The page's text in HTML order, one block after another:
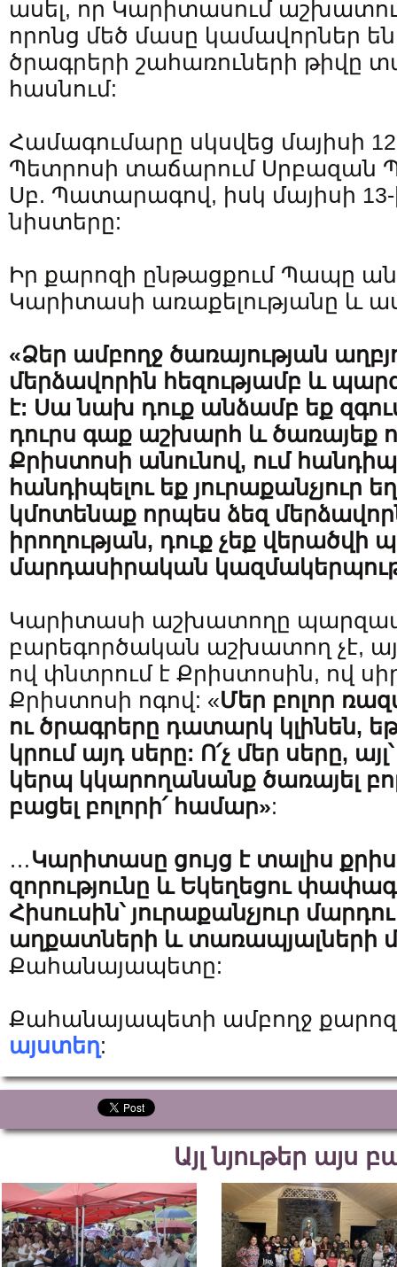
ասել, որ Կարիտասում
որոնց մեծ մասը կամավորներ
ծրագրերի շահառուների թիվը
հասնում:
Համագումարը սկսվեց մայիսի
Պետրոսի տաճարում Սրբազան
Սբ. Պատարագով, իսկ մայիսի 13-
նիստերը:
Իր քարոզի ընթացքում Պապը
Կարիտասի առաքելությանը և
«Ձեր ամբողջ ծառայության
մերձավորին հեզությամբ և
է: Սա նախ դուք անձամբ եք
դուրս գաք աշխարհ և ծառայեք
Քրիստոսի անունով, ում
հանդիպելու եք յուրաքանչյուր
կմոտենաք որպես ձեզ
իրողության, դուք չեք վերածվի
մարդասիրական
Կարիտասի աշխատողը
բարեգործական աշխատող չէ,
ով փնտրում է Քրիստոսին, ով
Քրիստոսի ոգով: «Մեր բոլոր
ու ծրագրերը դատարկ կլինեն,
կրում այդ սերը: Ո՛չ մեր սերը,
կերպ կկարողանանք ծառայել
բացել բոլորի՛ համար»:
…Կարիտասը ցույց է տալիս
զորությունը և Եկեղեցու
Հիսուսին՝ յուրաքանչյուր
աղքատների և տառապյալների
Քահանայապետը:
Քահանայապետի ամբողջ
այստեղ:
Այլ նյութեր այս